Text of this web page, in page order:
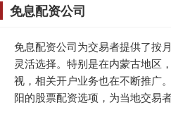
免息配资公司
免息配资公司为交易者提供了按
灵活选择。特别是在内蒙古地区
视，相关开户业务也在不断推广
阳的股票配资选项，为当地交易